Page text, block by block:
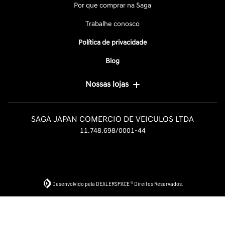
Por que comprar na Saga
Trabalhe conosco
Política de privacidade
Blog
Nossas lojas
SAGA JAPAN COMERCIO DE VEICULOS LTDA
11.748.698/0001-44
Desenvolvido pela DEALERSPACE ® Direitos Reservados.